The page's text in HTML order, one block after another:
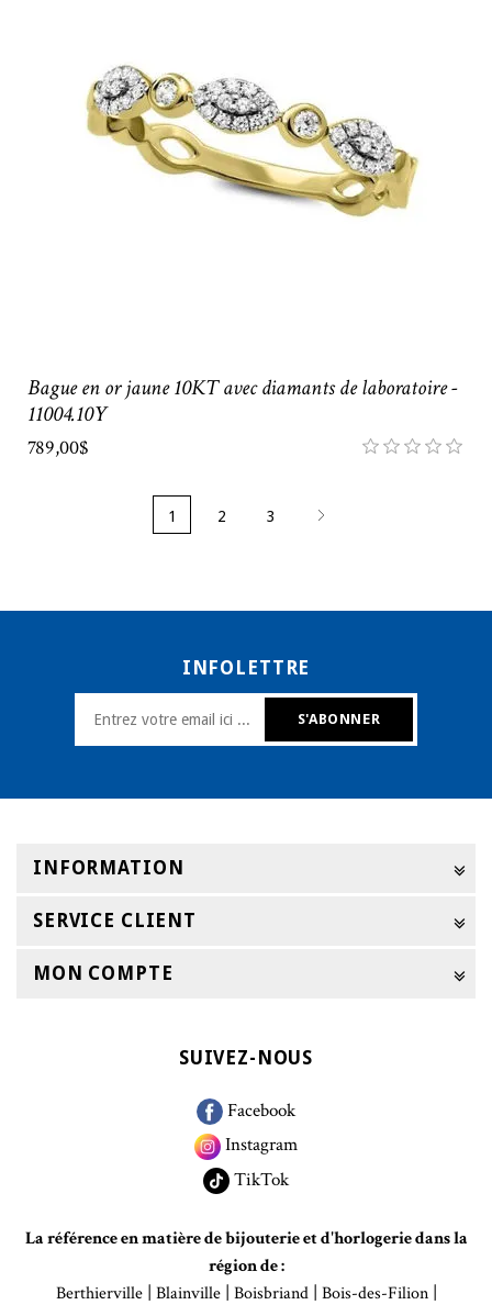
Bague en or jaune 10KT avec diamants de laboratoire -
11004.10Y
789,00$
1 2 3
INFOLETTRE
INFORMATION
SERVICE CLIENT
MON COMPTE
SUIVEZ-NOUS
Facebook
Instagram
TikTok
La référence en matière de bijouterie et d'horlogerie dans la
région de :
Berthierville| Blainville| Boisbriand| Bois-des-Filion|